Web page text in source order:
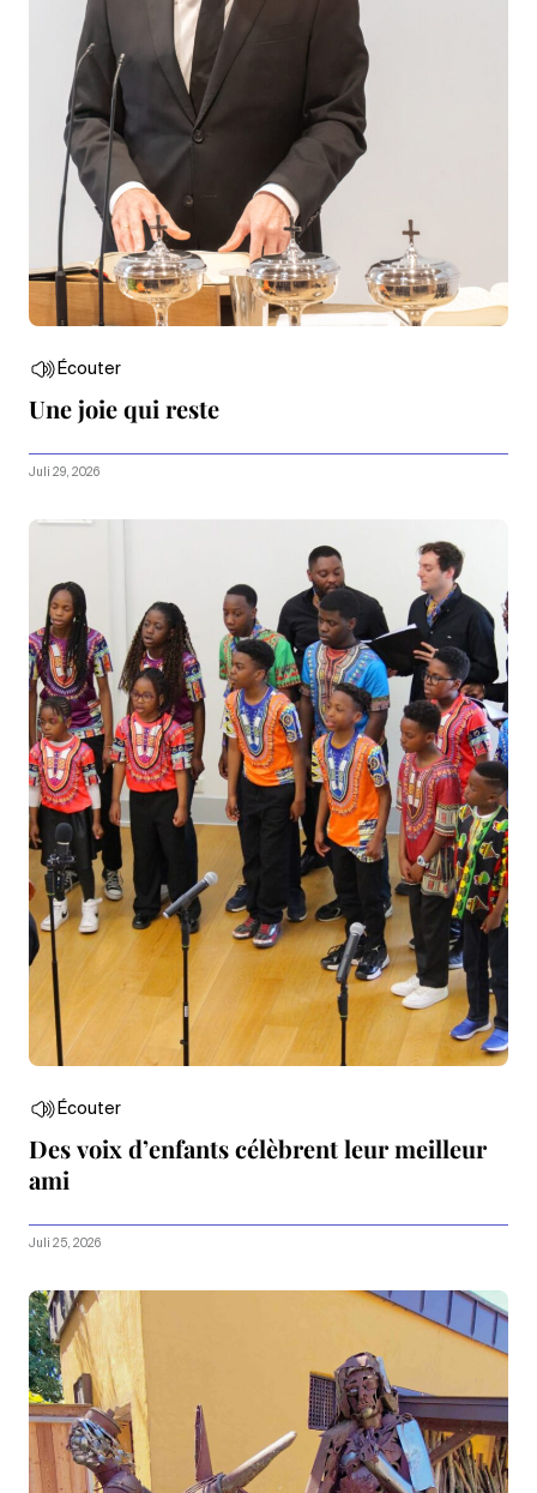
Écouter
Une joie qui reste
Juli 29, 2026
Écouter
Des voix d’enfants célèbrent leur meilleur
ami
Juli 25, 2026